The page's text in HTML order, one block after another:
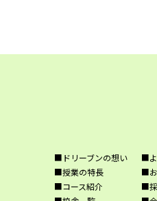
■ドリーブンの想い
■授業の特長
■コース紹介
■
■
■